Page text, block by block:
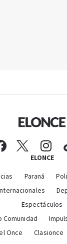
ELONCE
Paraná
Espectáculos
Comunidad
Once
Clasionce